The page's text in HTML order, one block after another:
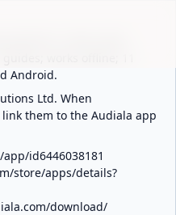
for 1,100+ cities
Android.
Ltd. When
them to the Audiala app
id6446038181
store/apps/details?
download/